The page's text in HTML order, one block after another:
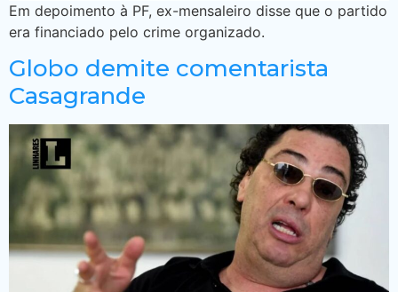
Em depoimento à PF, ex-mensaleiro disse que o partido
era financiado pelo crime organizado.
Globo demite comentarista
Casagrande